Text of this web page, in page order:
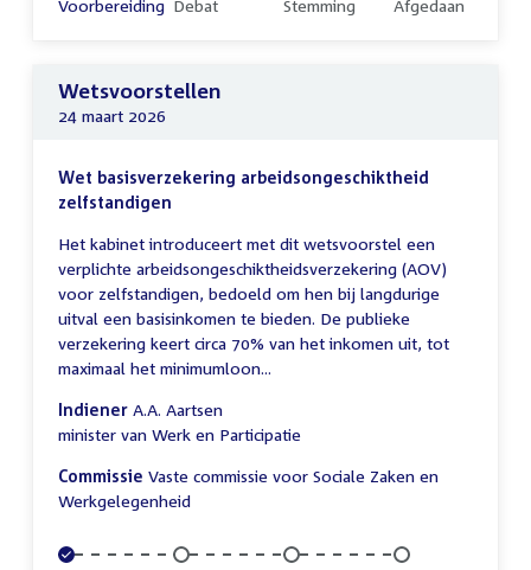
Voltooid:
Voorbereiding Onvoltooid:
Debat Onvoltooid:
Stemming Onvoltooid:
Afgedaan
Wetsvoorstellen
24 maart 2026
Wet basisverzekering arbeidsongeschiktheid
zelfstandigen
Het kabinet introduceert met dit wetsvoorstel een
verplichte arbeidsongeschiktheidsverzekering (AOV)
voor zelfstandigen, bedoeld om hen bij langdurige
uitval een basisinkomen te bieden. De publieke
verzekering keert circa 70% van het inkomen uit, tot
maximaal het minimumloon...
Indiener A.A. Aartsen
minister van Werk en Participatie
Commissie Vaste commissie voor Sociale Zaken en
Werkgelegenheid